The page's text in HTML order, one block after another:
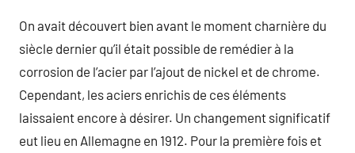
On avait découvert bien avant le moment charnière du
siècle dernier qu’il était possible de remédier à la
corrosion de l’acier par l’ajout de nickel et de chrome.
Cependant, les aciers enrichis de ces éléments
laissaient encore à désirer. Un changement significatif
eut lieu en Allemagne en 1912. Pour la première fois et